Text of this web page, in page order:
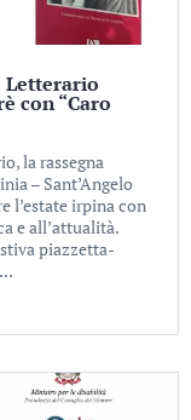
Letterario
con “Caro
la rassegna
– Sant’Angelo
l’estate irpina con
e all’attualità.
piazzetta-